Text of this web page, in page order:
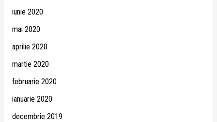
iunie 2020
mai 2020
aprilie 2020
martie 2020
februarie 2020
ianuarie 2020
decembrie 2019